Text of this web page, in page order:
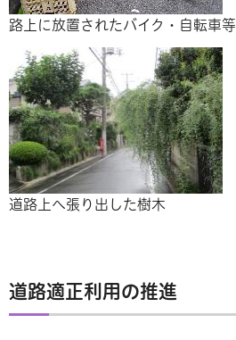
路上に放置されたバイク・自転車等
道路上へ張り出した樹木
道路適正利用の推進